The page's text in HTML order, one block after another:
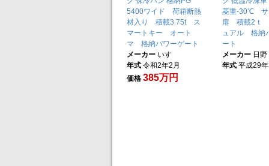
5400ワイド 荷箱断熱
材入り 積載3.75t ス
マートキー オート
マ 格納パワーゲート
メーカー いすゞ
年式 令和2年2月
価格 385万円
菱重-30℃ サ
扉 積載2ｔ
ュアル 格納
ート
メーカー 日野
年式 平成29